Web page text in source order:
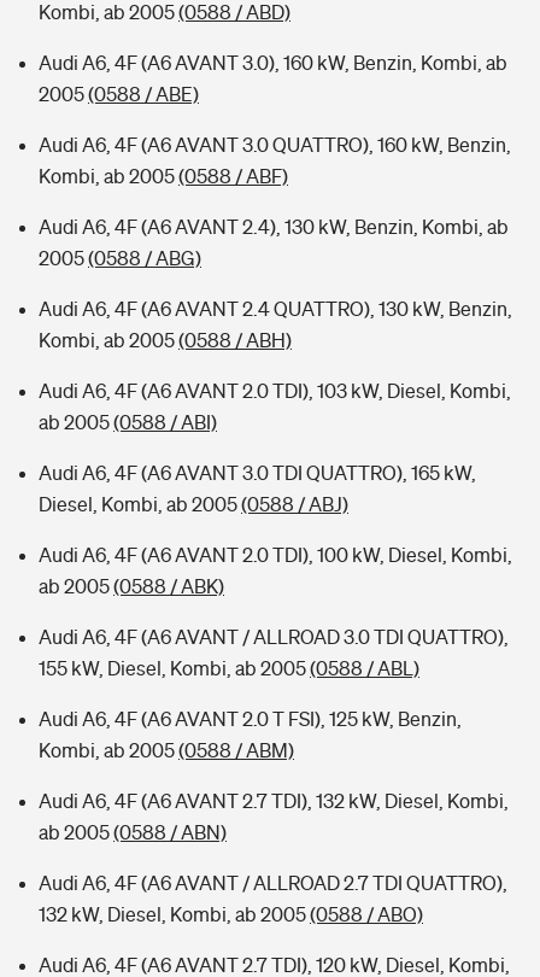
Kombi, ab 2005(0588 / ABD)
Audi A6, 4F (A6 AVANT 3.0), 160 kW, Benzin, Kombi, ab
2005(0588 / ABE)
Audi A6, 4F (A6 AVANT 3.0 QUATTRO), 160 kW, Benzin,
Kombi, ab 2005(0588 / ABF)
Audi A6, 4F (A6 AVANT 2.4), 130 kW, Benzin, Kombi, ab
2005(0588 / ABG)
Audi A6, 4F (A6 AVANT 2.4 QUATTRO), 130 kW, Benzin,
Kombi, ab 2005(0588 / ABH)
Audi A6, 4F (A6 AVANT 2.0 TDI), 103 kW, Diesel, Kombi,
ab 2005(0588 / ABI)
Audi A6, 4F (A6 AVANT 3.0 TDI QUATTRO), 165 kW,
Diesel, Kombi, ab 2005(0588 / ABJ)
Audi A6, 4F (A6 AVANT 2.0 TDI), 100 kW, Diesel, Kombi,
ab 2005(0588 / ABK)
Audi A6, 4F (A6 AVANT / ALLROAD 3.0 TDI QUATTRO),
155 kW, Diesel, Kombi, ab 2005(0588 / ABL)
Audi A6, 4F (A6 AVANT 2.0 T FSI), 125 kW, Benzin,
Kombi, ab 2005(0588 / ABM)
Audi A6, 4F (A6 AVANT 2.7 TDI), 132 kW, Diesel, Kombi,
ab 2005(0588 / ABN)
Audi A6, 4F (A6 AVANT / ALLROAD 2.7 TDI QUATTRO),
132 kW, Diesel, Kombi, ab 2005(0588 / ABO)
Audi A6, 4F (A6 AVANT 2.7 TDI), 120 kW, Diesel, Kombi,